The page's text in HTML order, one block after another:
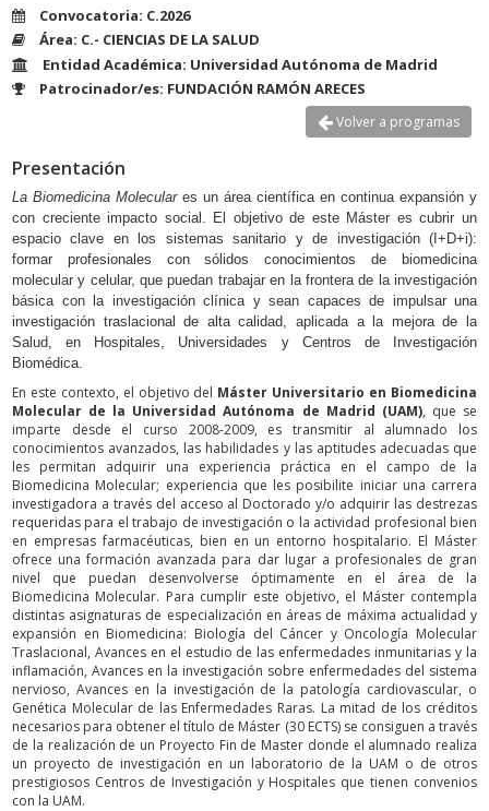
Convocatoria: C.2026
Área: C.- CIENCIAS DE LA SALUD
Entidad Académica: Universidad Autónoma de Madrid
Patrocinador/es: FUNDACIÓN RAMÓN ARECES
Volver a programas
Presentación
La Biomedicina Moleculares un área científica en continua expansión y
con creciente impacto social. El objetivo de este Máster es cubrir un
espacio clave en los sistemas sanitario y de investigación (I+D+i):
formar profesionales con sólidos conocimientos de biomedicina
molecular y celular, que puedan trabajar en la frontera de la investigación
básica con la investigación clínica y sean capaces de impulsar una
investigación traslacional de alta calidad, aplicada a la mejora de la
Salud, en Hospitales, Universidades y Centros de Investigación
Biomédica.
En este contexto, el objetivo del Máster Universitario en Biomedicina
Molecular de la Universidad Autónoma de Madrid (UAM), que se
imparte desde el curso 2008-2009, es transmitir al alumnado los
conocimientos avanzados, las habilidades y las aptitudes adecuadas que
les permitan adquirir una experiencia práctica en el campo de la
Biomedicina Molecular; experiencia que les posibilite iniciar una carrera
investigadora a través del acceso al Doctorado y/o adquirir las destrezas
requeridas para el trabajo de investigación o la actividad profesional bien
en empresas farmacéuticas, bien en un entorno hospitalario. El Máster
ofrece una formación avanzada para dar lugar a profesionales de gran
nivel que puedan desenvolverse óptimamente en el área de la
Biomedicina Molecular. Para cumplir este objetivo, el Máster contempla
distintas asignaturas de especialización en áreas de máxima actualidad y
expansión en Biomedicina: Biología del Cáncer y Oncología Molecular
Traslacional, Avances en el estudio de las enfermedades inmunitarias y la
inflamación, Avances en la investigación sobre enfermedades del sistema
nervioso, Avances en la investigación de la patología cardiovascular, o
Genética Molecular de las Enfermedades Raras. La mitad de los créditos
necesarios para obtener el título de Máster (30 ECTS) se consiguen a través
de la realización de un Proyecto Fin de Master donde el alumnado realiza
un proyecto de investigación en un laboratorio de la UAM o de otros
prestigiosos Centros de Investigación y Hospitales que tienen convenios
con la UAM.